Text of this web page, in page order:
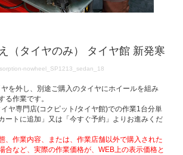
（タイヤのみ） タイヤ館 新発寒
nowheel_SP1213_sedan_18
を外し、別途ご購入のタイヤにホイールを組み
る作業です。
ヤ専門店(コクピット/タイヤ館)での作業1台分単
ートに追加」又は「今すぐ予約」よりお進みくだ
、作業内容、または、作業店舗以外で購入された
合など、実際の作業価格が、WEB上の表示価格と